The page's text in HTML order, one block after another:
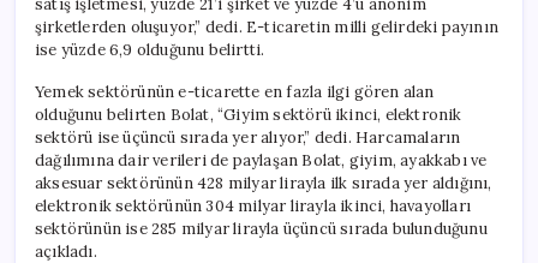
şirketlerden oluşuyor,” dedi. E-ticaretin milli gelirdeki payının
ise yüzde 6,9 olduğunu belirtti.
Yemek sektörünün e-ticarette en fazla ilgi gören alan
olduğunu belirten Bolat, “Giyim sektörü ikinci, elektronik
sektörü ise üçüncü sırada yer alıyor,” dedi. Harcamaların
dağılımına dair verileri de paylaşan Bolat, giyim, ayakkabı ve
aksesuar sektörünün 428 milyar lirayla ilk sırada yer aldığını,
elektronik sektörünün 304 milyar lirayla ikinci, havayolları
sektörünün ise 285 milyar lirayla üçüncü sırada bulunduğunu
açıkladı.